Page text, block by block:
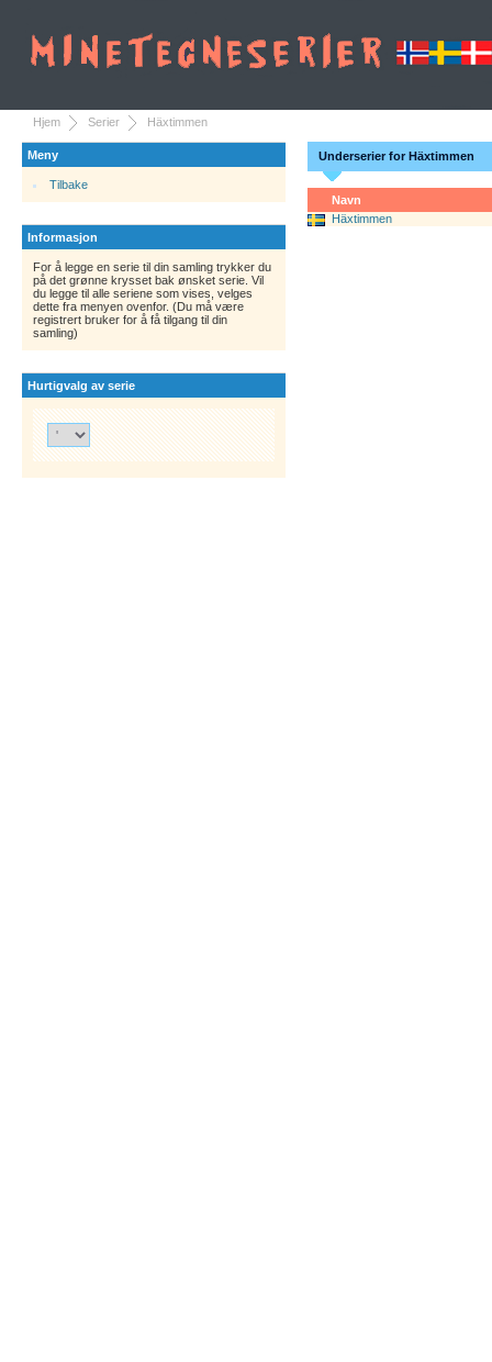
Hjem Serier Häxtimmen
Meny
Tilbake
Informasjon
For å legge en serie til din samling trykker du
på det grønne krysset bak ønsket serie. Vil
du legge til alle seriene som vises, velges
dette fra menyen ovenfor. (Du må være
registrert bruker for å få tilgang til din
samling)
Hurtigvalg av serie
Underserier for Häxtimmen
Navn
Häxtimmen